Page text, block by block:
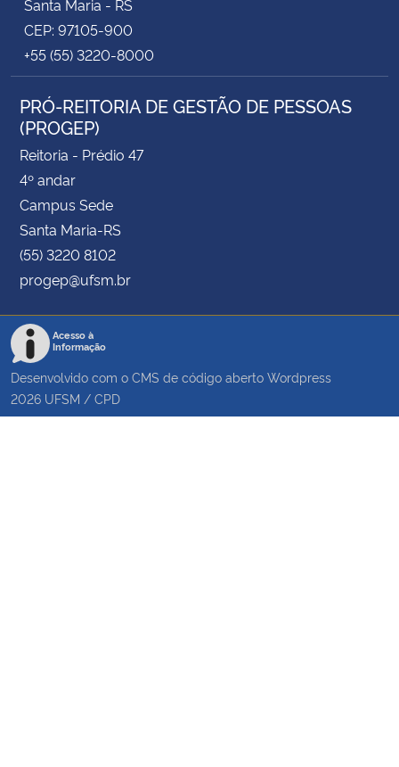
Santa Maria - RS
CEP: 97105-900
+55 (55) 3220-8000
PRÓ-REITORIA DE GESTÃO DE PESSOAS
(PROGEP)
Reitoria - Prédio 47
4º andar
Campus Sede
Santa Maria-RS
(55) 3220 8102
progep@ufsm.br
Acesso à
Informação
Desenvolvido com o CMS de código aberto Wordpress
2026 UFSM / CPD